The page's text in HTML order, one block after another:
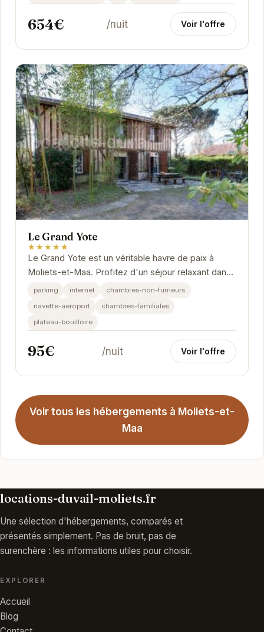
654€ /nuit Voir l'offre
Le Grand Yote
★★★★★
Le Grand Yote est un véritable havre de paix à
Moliets-et-Maa. Profitez d'un séjour relaxant dans
cet hôtel confortable et convivial.
parking internet
chambres-non-fumeurs
navette-aeroport
chambres-familiales
plateau-bouilloire
95€ /nuit Voir l'offre
Voir tous les hébergements à Moliets-et-
Maa
locations-duvail-moliets.fr
Une sélection d'hébergements, comparés et
présentés simplement. Pas de bruit, pas de
surenchère : les informations utiles pour choisir.
EXPLORER
Accueil
Blog